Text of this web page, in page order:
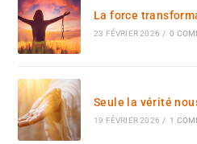
La force
23 FÉVRIER 2026 / 0
Seule la vérité
19 FÉVRIER 2026 / 1